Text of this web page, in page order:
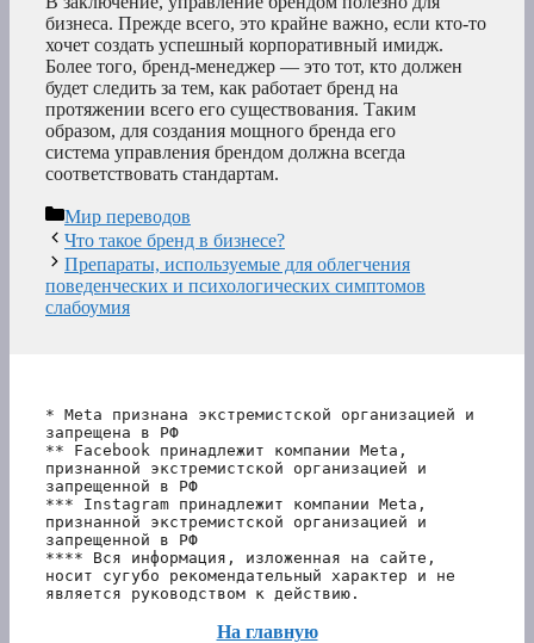
бизнеса. Прежде всего, это крайне важно, если кто-то
хочет создать успешный корпоративный имидж.
Более того, бренд-менеджер — это тот, кто должен
будет следить за тем, как работает бренд на
протяжении всего его существования. Таким
образом, для создания мощного бренда его
система управления брендом должна всегда
соответствовать стандартам.
Рубрики
Мир переводов
Что такое бренд в бизнесе?
Препараты, используемые для облегчения
поведенческих и психологических симптомов
слабоумия
* Meta признана экстремистской организацией и
запрещена в РФ
** Facebook принадлежит компании Meta,
признанной экстремистской организацией и
запрещенной в РФ
*** Instagram принадлежит компании Meta,
признанной экстремистской организацией и
запрещенной в РФ
**** Вся информация, изложенная на сайте,
носит сугубо рекомендательный характер и не
является руководством к действию.
На главную